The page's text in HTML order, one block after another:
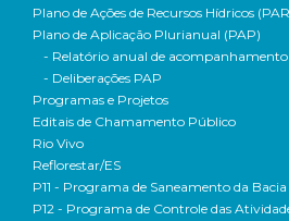
Plano de Ações de Recursos Hídricos
Plano de Aplicação Plurianual (PAP)
- Relatório anual de acompanhamento
- Deliberações PAP
Programas e Projetos
Editais de Chamamento Público
Rio Vivo
Reflorestar/ES
P11 - Programa de Saneamento da Bacia
P12 - Programa de Controle das